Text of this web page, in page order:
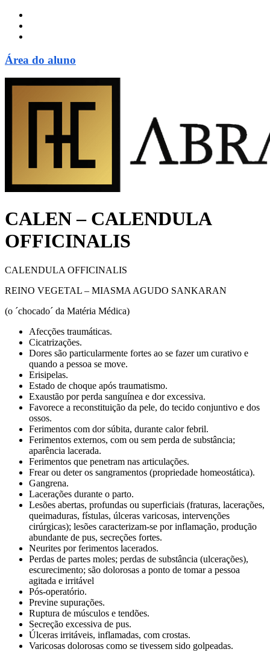
Área do aluno
CALEN – CALENDULA
OFFICINALIS
CALENDULA OFFICINALIS
REINO VEGETAL – MIASMA AGUDO SANKARAN
(o ´chocado´ da Matéria Médica)
Afecções traumáticas.
Cicatrizações.
Dores são particularmente fortes ao se fazer um curativo e
quando a pessoa se move.
Erisipelas.
Estado de choque após traumatismo.
Exaustão por perda sanguínea e dor excessiva.
Favorece a reconstituição da pele, do tecido conjuntivo e dos
ossos.
Ferimentos com dor súbita, durante calor febril.
Ferimentos externos, com ou sem perda de substância;
aparência lacerada.
Ferimentos que penetram nas articulações.
Frear ou deter os sangramentos (propriedade homeostática).
Gangrena.
Lacerações durante o parto.
Lesões abertas, profundas ou superficiais (fraturas, lacerações,
queimaduras, fístulas, úlceras varicosas, intervenções
cirúrgicas); lesões caracterizam-se por inflamação, produção
abundante de pus, secreções fortes.
Neurites por ferimentos lacerados.
Perdas de partes moles; perdas de substância (ulcerações),
escurecimento; são dolorosas a ponto de tomar a pessoa
agitada e irritável
Pós-operatório.
Previne supurações.
Ruptura de músculos e tendões.
Secreção excessiva de pus.
Úlceras irritáveis, inflamadas, com crostas.
Varicosas dolorosas como se tivessem sido golpeadas.